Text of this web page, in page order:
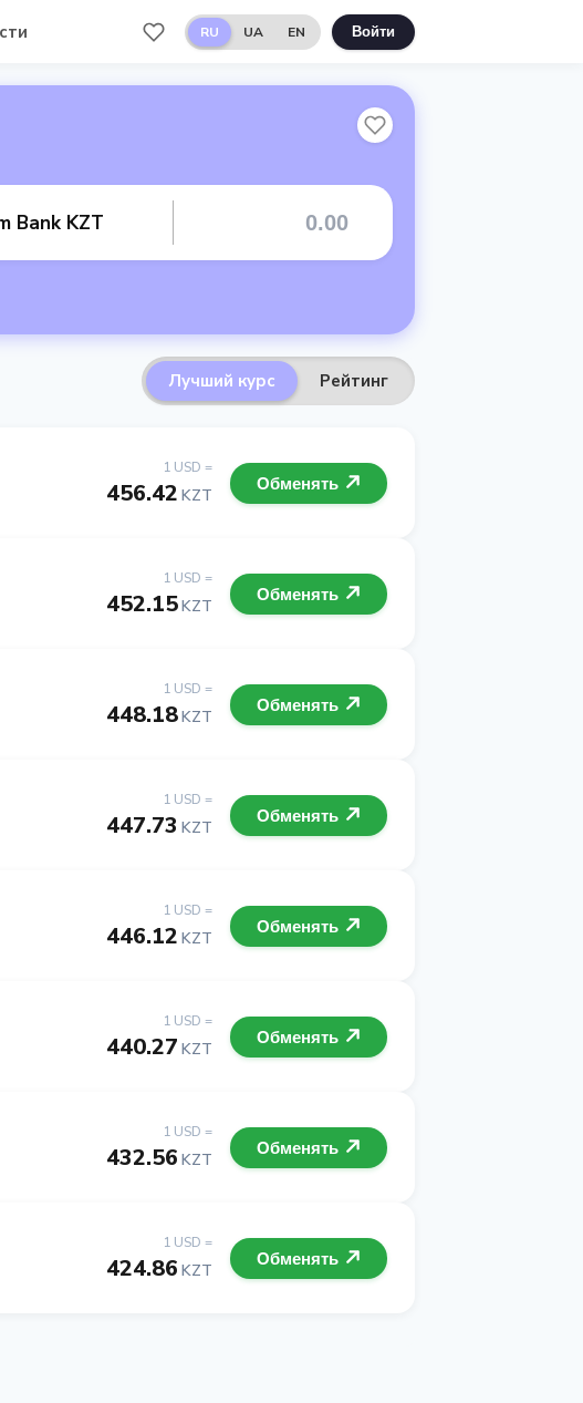
RU UA EN Войти
Bank KZT
Лучший курс Рейтинг
1 USD =
456.42 KZT
Обменять
1 USD =
452.15KZT
Обменять
1 USD =
448.18KZT
Обменять
1 USD =
447.73 KZT
Обменять
1 USD =
446.12 KZT
Обменять
1 USD =
440.27 KZT
Обменять
1 USD =
432.56 KZT
Обменять
1 USD =
424.86 KZT
Обменять